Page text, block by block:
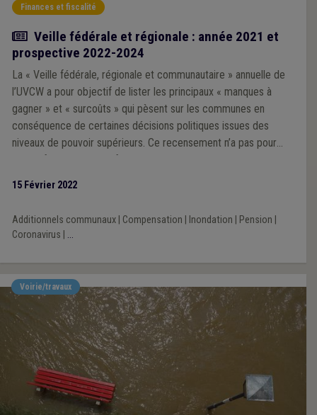
Finances et fiscalité
Article
Veille fédérale et régionale : année 2021 et
prospective 2022-2024
La « Veille fédérale, régionale et communautaire » annuelle de
l’UVCW a pour objectif de lister les principaux « manques à
gagner » et « surcoûts » qui pèsent sur les communes en
conséquence de certaines décisions politiques issues des
niveaux de pouvoir supérieurs. Ce recensement n’a pas pour
objectif d’être exhaustif, mais de mettre en lumière les
15 Février 2022
Additionnels communaux| Compensation Inondation Pension
Coronavirus
...
Voirie/travaux